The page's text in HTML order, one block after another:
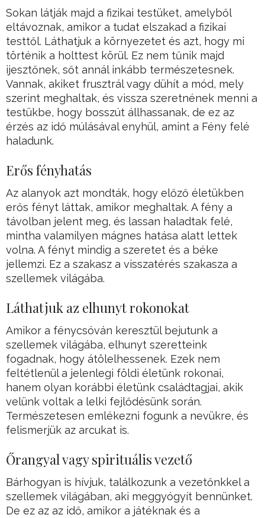
Sokan látják majd a fizikai testüket, amelyből
eltávoznak, amikor a tudat elszakad a fizikai
testtől. Láthatjuk a környezetet és azt, hogy mi
történik a holttest körül. Ez nem tűnik majd
ijesztőnek, sőt annál inkább természetesnek.
Vannak, akiket frusztrál vagy dühít a mód, mely
szerint meghaltak, és vissza szeretnének menni a
testükbe, hogy bosszút állhassanak, de ez az
érzés az idő múlásával enyhül, amint a Fény felé
haladunk.
Erős fényhatás
Az alanyok azt mondták, hogy előző életükben
erős fényt láttak, amikor meghaltak. A fény a
távolban jelent meg, és lassan haladtak felé,
mintha valamilyen mágnes hatása alatt lettek
volna. A fényt mindig a szeretet és a béke
jellemzi. Ez a szakasz a visszatérés szakasza a
szellemek világába.
Láthatjuk az elhunyt rokonokat
Amikor a fénycsóván keresztül bejutunk a
szellemek világába, elhunyt szeretteink
fogadnak, hogy átölelhessenek. Ezek nem
feltétlenül a jelenlegi földi életünk rokonai,
hanem olyan korábbi életünk családtagjai, akik
velünk voltak a lelki fejlődésünk során.
Természetesen emlékezni fogunk a nevükre, és
felismerjük az arcukat is.
Őrangyal vagy spirituális vezető
Bárhogyan is hívjuk, találkozunk a vezetőnkkel a
szellemek világában, aki meggyógyít bennünket.
De ez az az idő, amikor a játéknak és a